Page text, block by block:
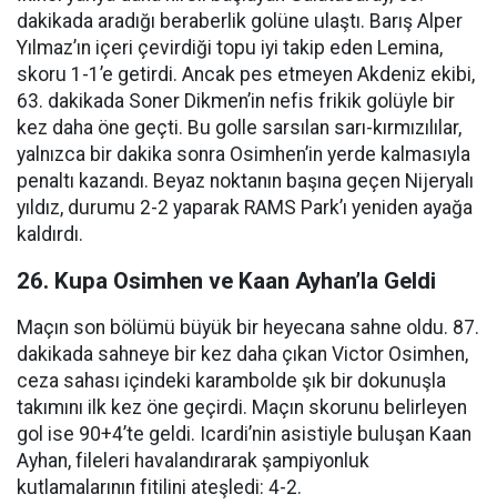
dakikada aradığı beraberlik golüne ulaştı. Barış Alper
Yılmaz’ın içeri çevirdiği topu iyi takip eden Lemina,
skoru 1-1’e getirdi. Ancak pes etmeyen Akdeniz ekibi,
63. dakikada Soner Dikmen’in nefis frikik golüyle bir
kez daha öne geçti. Bu golle sarsılan sarı-kırmızılılar,
yalnızca bir dakika sonra Osimhen’in yerde kalmasıyla
penaltı kazandı. Beyaz noktanın başına geçen Nijeryalı
yıldız, durumu 2-2 yaparak RAMS Park’ı yeniden ayağa
kaldırdı.
26. Kupa Osimhen ve Kaan Ayhan’la Geldi
Maçın son bölümü büyük bir heyecana sahne oldu. 87.
dakikada sahneye bir kez daha çıkan Victor Osimhen,
ceza sahası içindeki karambolde şık bir dokunuşla
takımını ilk kez öne geçirdi. Maçın skorunu belirleyen
gol ise 90+4’te geldi. Icardi’nin asistiyle buluşan Kaan
Ayhan, fileleri havalandırarak şampiyonluk
kutlamalarının fitilini ateşledi: 4-2.